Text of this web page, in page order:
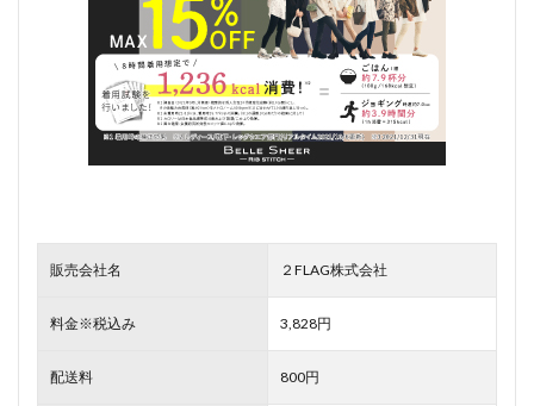
販売会社名 ２FLAG株式会社
料金※税込み 3,828円
配送料 800円